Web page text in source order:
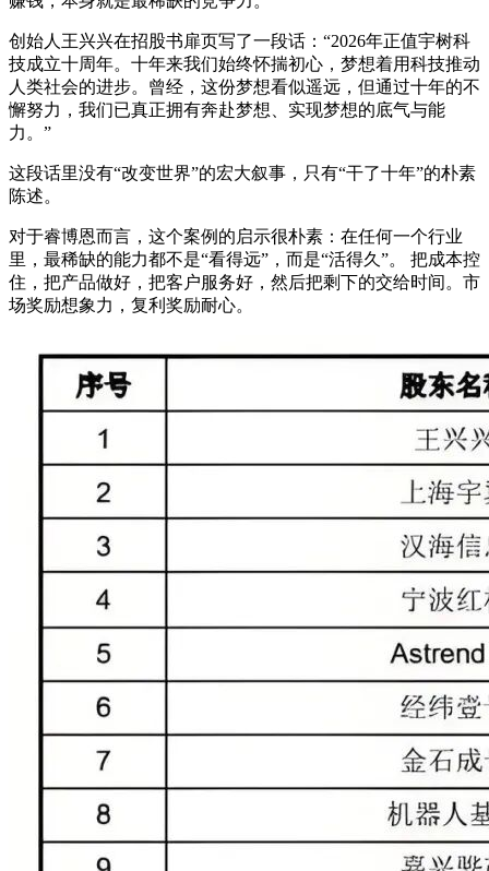
创始人王兴兴在招股书扉页写了一段话：“2026年正值宇树科
技成立十周年。十年来我们始终怀揣初心，梦想着用科技推动
人类社会的进步。曾经，这份梦想看似遥远，但通过十年的不
懈努力，我们已真正拥有奔赴梦想、实现梦想的底气与能
力。”
这段话里没有“改变世界”的宏大叙事，只有“干了十年”的朴素
陈述。
对于睿博恩而言，这个案例的启示很朴素：在任何一个行业
里，最稀缺的能力都不是“看得远”，而是“活得久”。 把成本控
住，把产品做好，把客户服务好，然后把剩下的交给时间。市
场奖励想象力，复利奖励耐心。